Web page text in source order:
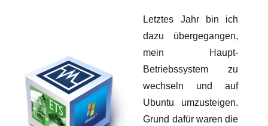
Letztes Jahr bin ich
dazu übergegangen,
mein Haupt-
Betriebssystem zu
wechseln und auf
Ubuntu umzusteigen.
Grund dafür waren die